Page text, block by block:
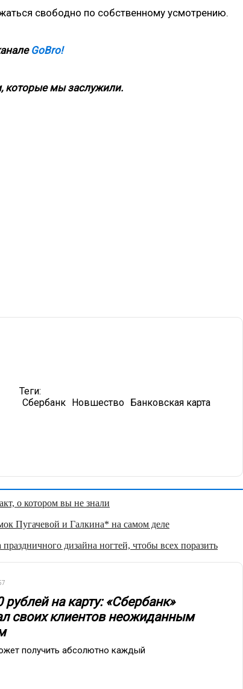
свободно по собственному усмотрению.
GoBro!
которые мы заслужили.
Теги:
Сбербанк
Новшество Банковская карта
о котором вы не знали
Пугачевой и Галкина* на самом деле
дизайна ногтей, чтобы всех поразить
рублей на карту: «Сбербанк»
своих клиентов неожиданным
получить абсолютно каждый